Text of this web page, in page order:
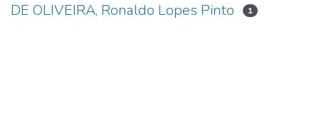
DE OLIVEIRA, Ronaldo Lopes Pinto 1